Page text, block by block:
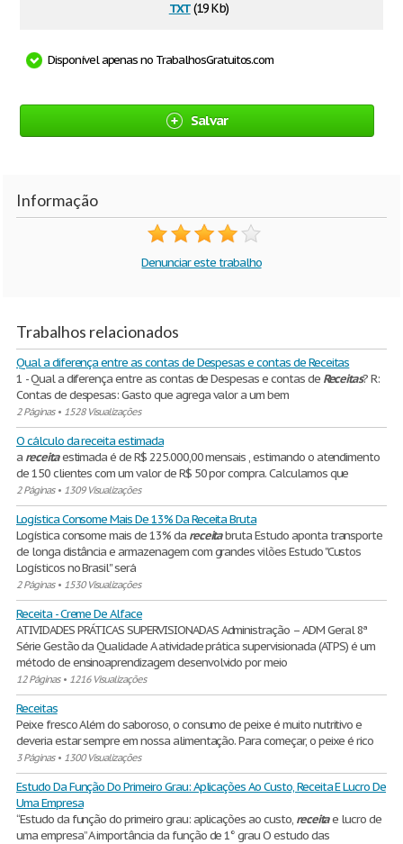
txt(19 Kb)
Disponível apenas no TrabalhosGratuitos.com
Salvar
Informação
Denunciar este trabalho
Trabalhos relacionados
Qual a diferença entre as contas de Despesas e contas de Receitas
1 - Qual a diferença entre as contas de Despesas e contas de Receitas? R:
Contas de despesas: Gasto que agrega valor a um bem
2 Páginas• 1528 Visualizações
O cálculo da receita estimada
a receitaestimada é de R$ 225.000,00 mensais , estimando o atendimento
de 150 clientes com um valor de R$ 50 por compra. Calculamos que
2 Páginas• 1309 Visualizações
Logística Consome Mais De 13% Da Receita Bruta
Logística consome mais de 13% da receitabruta Estudo aponta transporte
de longa distância e armazenagem com grandes vilões Estudo ''Custos
Logísticos no Brasil'' será
2 Páginas• 1530 Visualizações
Receita - Creme De Alface
ATIVIDADES PRÁTICAS SUPERVISIONADAS Administração – ADM Geral 8ª
Série Gestão da Qualidade A atividade prática supervisionada (ATPS) é um
método de ensinoaprendizagem desenvolvido por meio
12 Páginas• 1216 Visualizações
Receitas
Peixe fresco Além do saboroso, o consumo de peixe é muito nutritivo e
deveria estar sempre em nossa alimentação. Para começar, o peixe é rico
3 Páginas• 1300 Visualizações
Estudo Da Função Do Primeiro Grau: Aplicações Ao Custo, Receita E Lucro De
Uma Empresa
“Estudo da função do primeiro grau: aplicações ao custo, receitae lucro de
uma empresa” A importância da função de 1° grau O estudo das